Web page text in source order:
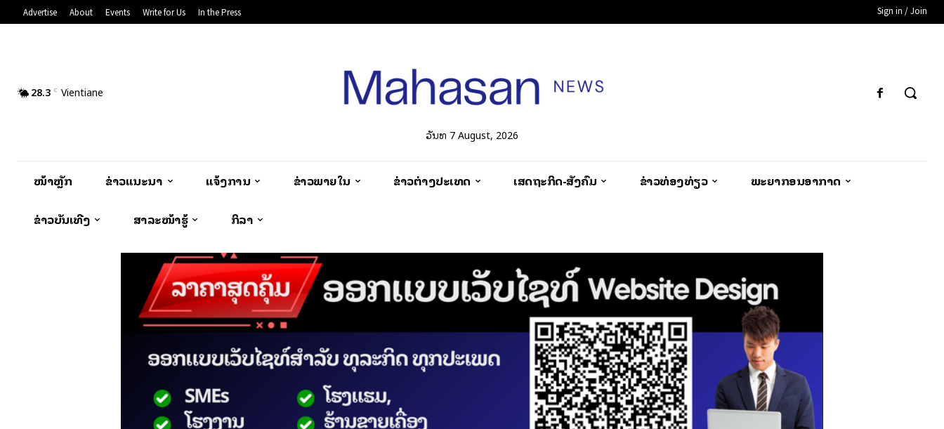
Advertise About Events Write for Us In the Press Sign in / Join
28.3 C Vientiane
ວັນທີ 7 August, 2026
ໜ້າຫຼັກ ຂ່າວແນະນຳ ແຈ້ງການ ຂ່າວພາຍໃນ ຂ່າວຕ່າງປະເທດ ເສດຖະກິດ-ສັງຄົມ ຂ່າວທ່ອງທ່ຽວ ພະຍາກອນອາກາດ
ຂ່າວບັນເທີງ ສາລະໜ້າຮູ້ ກິລາ